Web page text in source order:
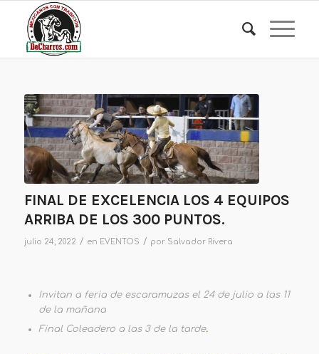
FINAL DE EXCELENCIA LOS 4 EQUIPOS
ARRIBA DE LOS 300 PUNTOS.
julio 24, 2022 / en EVENTOS / por Salvador Rivera
Invitan a feria de escaramuzas el 24 de julio a las 11
de la mañana
Final Coleadero a las 3 de la tarde.